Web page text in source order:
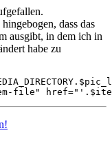
dass das
ausgibt, in dem ich in
habe zu
file"